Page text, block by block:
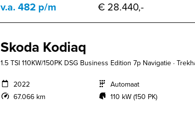
v.a. 482 p/m € 28.440,-
Skoda Kodiaq
1.5 TSI 110KW/150PK DSG Business Edition 7p Navigatie ·
2022
67.066 km
Automaat
110 kW (150 PK)